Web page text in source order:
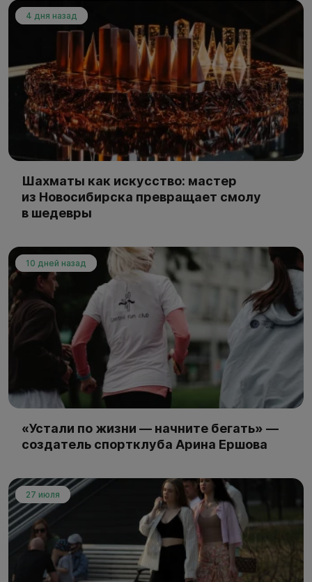
4 дня назад
Шахматы как искусство: мастер
из Новосибирска превращает смолу
в шедевры
10 дней назад
«Устали по жизни — начните бегать» —
создатель спортклуба Арина Ершова
27 июля